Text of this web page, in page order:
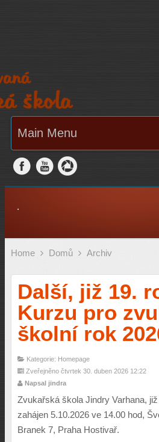
Main Menu
.
Home Domů Archiv
Další, již 19.
Kurzu pro
školní rok
Kategorie: Homepage
Zveřejněno čtvrtek 30. duben 2026 12:22
Napsal jindra
Zvukařská škola Jindry Varhana,
zahájen 5.10.2026 ve 14.00 hod,
Branek 7, Praha Hostivař.